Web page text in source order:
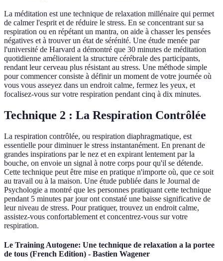
La méditation est une technique de relaxation millénaire qui permet
de calmer l'esprit et de réduire le stress. En se concentrant sur sa
respiration ou en répétant un mantra, on aide à chasser les pensées
négatives et à trouver un état de sérénité. Une étude menée par
l'université de Harvard a démontré que 30 minutes de méditation
quotidienne amélioraient la structure cérébrale des participants,
rendant leur cerveau plus résistant au stress. Une méthode simple
pour commencer consiste à définir un moment de votre journée où
vous vous asseyez dans un endroit calme, fermez les yeux, et
focalisez-vous sur votre respiration pendant cinq à dix minutes.
Technique 2 : La Respiration Contrôlée
La respiration contrôlée, ou respiration diaphragmatique, est
essentielle pour diminuer le stress instantanément. En prenant de
grandes inspirations par le nez et en expirant lentement par la
bouche, on envoie un signal à notre corps pour qu'il se détende.
Cette technique peut être mise en pratique n'importe où, que ce soit
au travail ou à la maison. Une étude publiée dans le Journal de
Psychologie a montré que les personnes pratiquant cette technique
pendant 5 minutes par jour ont constaté une baisse significative de
leur niveau de stress. Pour pratiquer, trouvez un endroit calme,
assistez-vous confortablement et concentrez-vous sur votre
respiration.
Le Training Autogene: Une technique de relaxation a la portee
de tous (French Edition) - Bastien Wagener